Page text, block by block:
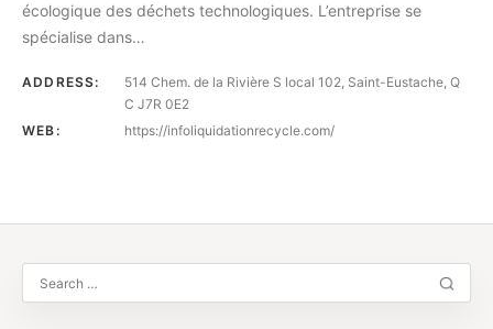
écologique des déchets technologiques. L’entreprise se
spécialise dans…
ADDRESS:
514 Chem. de la Rivière S local 102, Saint-Eustache, Q
C J7R 0E2
WEB:
https://infoliquidationrecycle.com/